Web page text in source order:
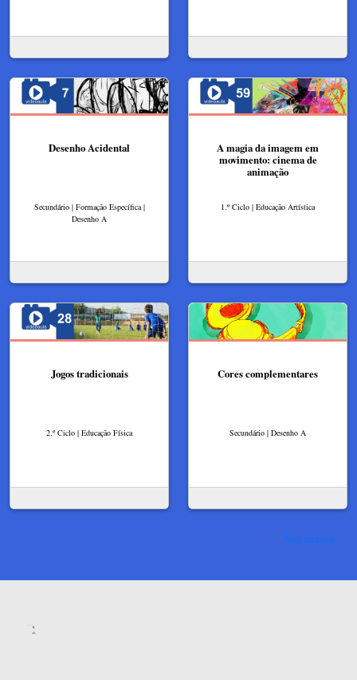
Desenho Acidental
Secundário | Formação Específica |
Desenho A
A magia da imagem em
movimento: cinema de
animação
1.º Ciclo | Educação Artística
Jogos tradicionais
2.º Ciclo | Educação Física
Cores complementares
Secundário | Desenho A
Ver mais